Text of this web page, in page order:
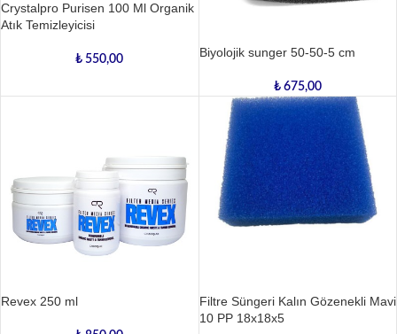
Crystalpro Purisen 100 Ml Organik
Atık Temizleyicisi
₺ 550,00
Biyolojik sunger 50-50-5 cm
₺675,00
Revex 250 ml
Filtre Süngeri Kalın Gözenekli Mavi
10 PP 18x18x5